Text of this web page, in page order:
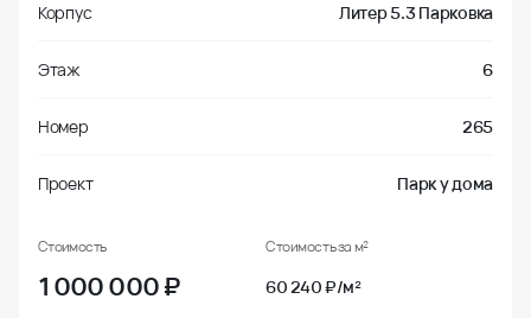
Корпус Литер 5.3 Парковка
Этаж 6
Номер 265
Проект Парк у дома
Стоимость
1 000 000₽
Стоимость за м²
60 240 ₽/м²